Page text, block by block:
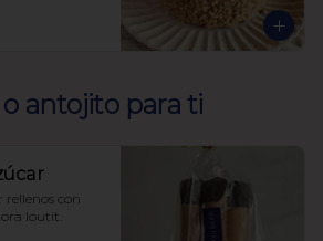
antojito para ti
rellenos con
loutit.